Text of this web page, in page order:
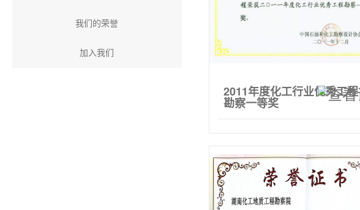
我们的荣誉
加入我们
2011年度化工行业优秀工程
勘察一等奖